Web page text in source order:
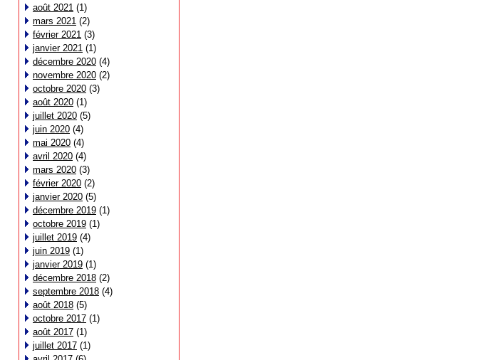
août 2021 (1)
mars 2021 (2)
février 2021 (3)
janvier 2021 (1)
décembre 2020 (4)
novembre 2020 (2)
octobre 2020 (3)
août 2020 (1)
juillet 2020 (5)
juin 2020 (4)
mai 2020 (4)
avril 2020 (4)
mars 2020 (3)
février 2020 (2)
janvier 2020 (5)
décembre 2019 (1)
octobre 2019 (1)
juillet 2019 (4)
juin 2019 (1)
janvier 2019 (1)
décembre 2018 (2)
septembre 2018 (4)
août 2018 (5)
octobre 2017 (1)
août 2017 (1)
juillet 2017 (1)